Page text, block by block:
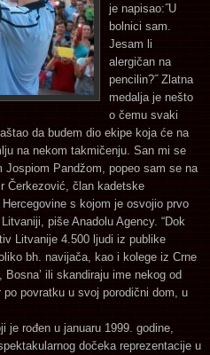
je napisao:˝U
bolnici sam.
Jesam li
alergičan na
pencilin?˝ Zlatna
medalja je nešto
o čemu svaki
da budem dio ekipe koja će na
na nekom takmičenju. San mi se
Pandžom, popeo sam se na
Čerkezović, član kadetske
s kojom je osvojio prvo
piše Anadolu Agency. “Dok
Litvanije 4.500 ljudi iz publike
bh. navijača, kao i kolege iz Crne
ili skandiraju ime nekog od
povratku u svoj porodični dom, u
rođen u januaru 1999. godine,
dočeka reprezentacije u